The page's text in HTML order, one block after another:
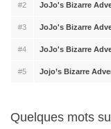
#2 JoJo's Bizarre
#3 JoJo's Bizarre
#4 JoJo's Bizarre
#5 Jojo’s Bizarre
Quelques mots